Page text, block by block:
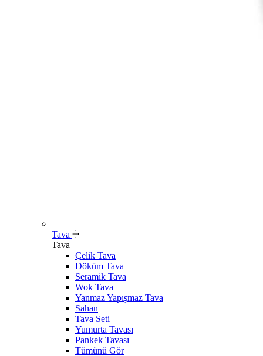
Tava
Tava
Çelik Tava
Döküm Tava
Seramik Tava
Wok Tava
Yanmaz Yapışmaz Tava
Sahan
Tava Seti
Yumurta Tavası
Pankek Tavası
Tümünü Gör